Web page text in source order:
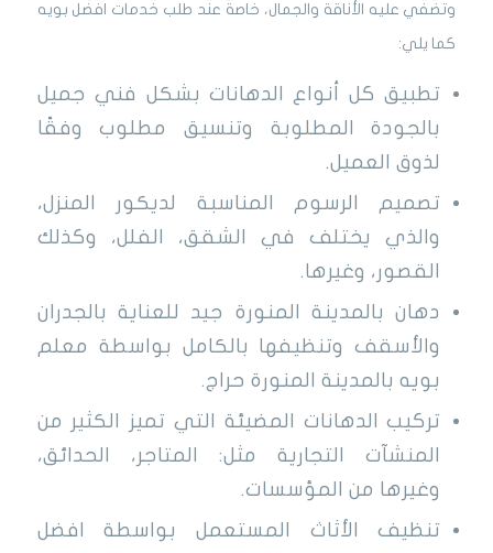
وتضفي عليه الأناقة والجمال، خاصة عند طلب خدمات افضل بويه
كما يلي:
تطبيق كل أنواع الدهانات بشكل فني جميل
بالجودة المطلوبة وتنسيق مطلوب وفقًا
لذوق العميل.
تصميم الرسوم المناسبة لديكور المنزل،
والذي يختلف في الشقق، الفلل، وكذلك
القصور، وغيرها.
دهان بالمدينة المنورة جيد للعناية بالجدران
والأسقف وتنظيفها بالكامل بواسطة معلم
بويه بالمدينة المنورة حراج.
تركيب الدهانات المضيئة التي تميز الكثير من
المنشآت التجارية مثل: المتاجر، الحدائق،
وغيرها من المؤسسات.
تنظيف الأثاث المستعمل بواسطة افضل